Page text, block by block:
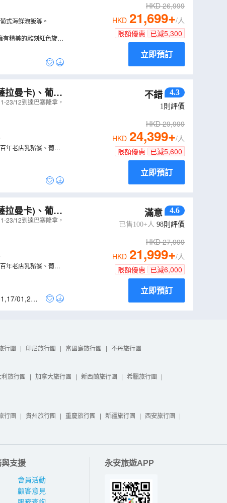
式海鮮泡飯等。
精美的雕刻紅色旋轉
HKD26,999
HKD 21,699+/人
限額優惠 已減5,300
立即預訂
拉曼卡)、葡萄
23/12到達巴塞隆拿，
年老店乳豬餐、葡式
不錯 4.3
1則評價
HKD29,999
HKD 24,399+/人
限額優惠 已減5,600
立即預訂
拉曼卡)、葡萄
23/12到達巴塞隆拿，
年老店乳豬餐、葡式
,17/01 ,21/0
滿意 4.6
已售100+人 98則評價
HKD27,999
HKD 21,999+/人
限額優惠 已減6,000
立即預訂
行團 | 印尼旅行團 | 富國島旅行團 | 不丹旅行團
利旅行團 | 加拿大旅行團 | 新西蘭旅行團 | 希臘旅行團 |
行團 | 貴州旅行團 | 重慶旅行團 | 新疆旅行團 | 西安旅行團 |
與支援
會員活動
顧客意見
永安旅遊APP